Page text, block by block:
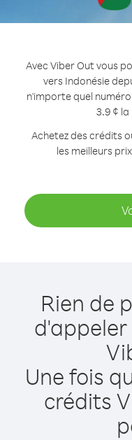
Avec Viber Out vous
vers Indonésie
n'importe quel
3.9 ¢
Achetez des crédits
les meilleurs
Rien de
d'appeler
Une fois
crédits